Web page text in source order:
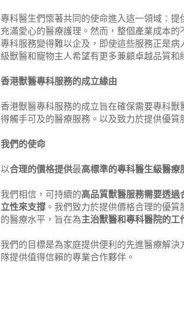
專科醫生們懷著共同的使命進入這一領域：提
充滿愛心的醫療護理。然而，整個產業成本的
專科服務變得難以企及，即使這些服務正是病
級獸醫和寵物主人希望有更多兼顧卓越品質和
香港獸醫專科服務的成立緣由
香港獸醫專科服務的成立旨在確保需要專科獸
得觸手可及的醫療服務。以及致力於提供優質
我們的使命
以合理的價格提供最高標準的專科醫生級醫療
我們相信，可持續的高品質獸醫服務需要透
立性來支撐 。我們致力於提供價格合理的優
的醫療水平，旨在為主治獸醫和專科醫院的工
我們的目標是為家庭提供便利的先進醫療解決
隊提供值得信賴的專業合作夥伴。